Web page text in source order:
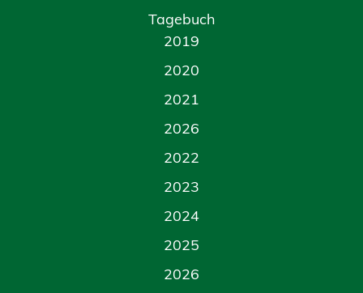
Tagebuch
2019
2020
2021
2026
2022
2023
2024
2025
2026